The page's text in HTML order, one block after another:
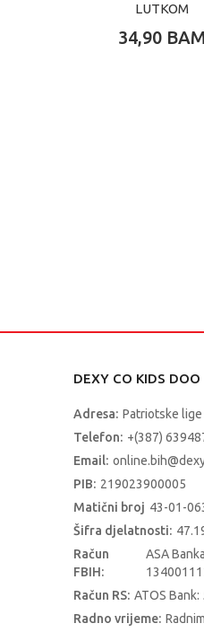
LUTKOM
34,90 BAM
DEXY CO KIDS DOO
Adresa: Patriotske lige
Telefon: +(387)
Email:
PIB: 219023900005
Matični broj 43-01-
Šifra djelatnosti:
Račun
FBIH:
ASA
Račun RS: ATOS
Radno vrijeme: